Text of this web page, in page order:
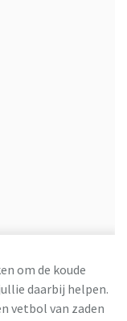
om de koude
daarbij helpen.
vetbol van zaden